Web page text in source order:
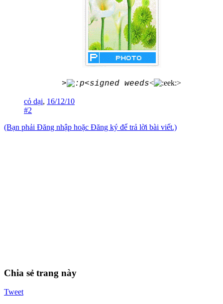
> <signed weeds< >
cỏ dại, 16/12/10
#2
(Bạn phải Đăng nhập hoặc Đăng ký để trả lời bài viết.)
Chia sẻ trang này
Tweet